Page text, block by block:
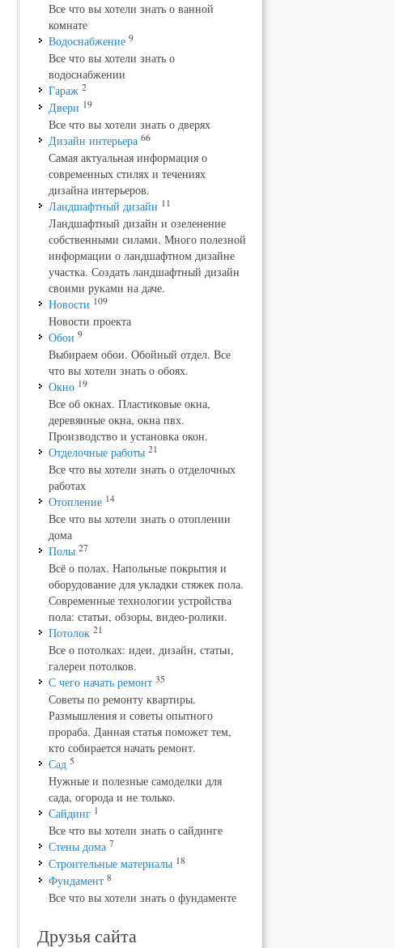
Все что вы хотели знать о ванной
комнате
Водоснабжение 9
Все что вы хотели знать о
водоснабжении
Гараж 2
Двери 19
Все что вы хотели знать о дверях
Дизайн интерьера 66
Самая актуальная информация о
современных стилях и течениях
дизайна интерьеров.
Ландшафтный дизайн 11
Ландшафтный дизайн и озеленение
собственными силами. Много полезной
информации о ландшафтном дизайне
участка. Создать ландшафтный дизайн
своими руками на даче.
Новости 109
Новости проекта
Обои 9
Выбираем обои. Обойный отдел. Все
что вы хотели знать о обоях.
Окно 19
Все об окнах. Пластиковые окна,
деревянные окна, окна пвх.
Производство и установка окон.
Отделочные работы 21
Все что вы хотели знать о отделочных
работах
Отопление 14
Все что вы хотели знать о отоплении
дома
Полы 27
Всё о полах. Напольные покрытия и
оборудование для укладки стяжек пола.
Современные технологии устройства
пола: статьи, обзоры, видео-ролики.
Потолок 21
Все о потолках: идеи, дизайн, статьи,
галереи потолков.
С чего начать ремонт 35
Советы по ремонту квартиры.
Размышления и советы опытного
прораба. Данная статья поможет тем,
кто собирается начать ремонт.
Сад 5
Нужные и полезные самоделки для
сада, огорода и не только.
Сайдинг 1
Все что вы хотели знать о сайдинге
Стены дома 7
Строительные материалы 18
Фундамент 8
Все что вы хотели знать о фундаменте
Друзья сайта